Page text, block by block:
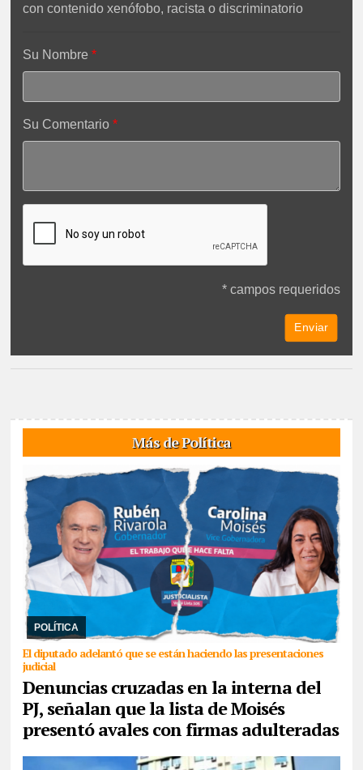
con contenido xenófobo, racista o discriminatorio
Su Nombre
Su Comentario
* campos requeridos
Más de Política
POLÍTICA
El diputado adelantó que se están haciendo las presentaciones
judicial
Denuncias cruzadas en la interna del
PJ, señalan que la lista de Moisés
presentó avales con firmas adulteradas
06/08/2026
En conferencia de prensa, Rubén Rivarola trató a la
sampedreña de “delincuente” y señaló que en una reunión que
mantuvo Jenefes y ella, Moisés le adv ...